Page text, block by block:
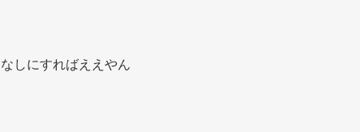
なしにすればええやん